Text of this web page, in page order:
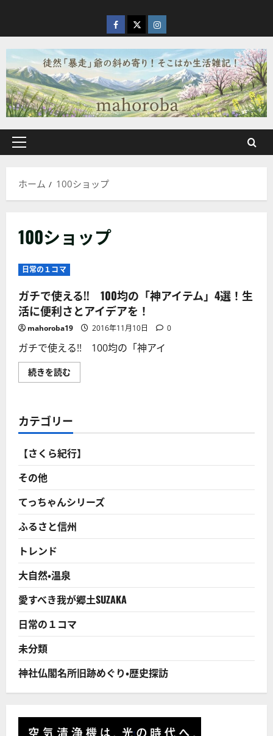
を
ス
キ
ッ
プ
facebook
X Instagram
メ
ン
ー
ホーム 100ショップ
100ショップ
日常の１コマ
ガチで使える!! 100均の「神アイテム」4選！生
活に便利さとアイデアを！
mahoroba19 2016年11月10日 0
ガチで使える!! 100均の「神アイ
続きを読む
チ
100
均
「神
ア
イ
4
選！
生
活
に
便
利
イ
デ
ア
を！
に
つ
い
て
に
読
む
カテゴリー
【さくら紀行】
その他
てっちゃんシリーズ
ふるさと信州
トレンド
大自然・温泉
愛すべき我が郷土SUZAKA
日常の１コマ
未分類
神社仏閣名所旧跡めぐり・歴史探訪